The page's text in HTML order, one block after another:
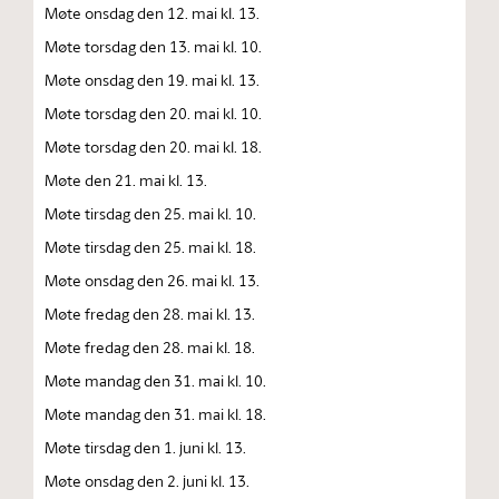
Møte onsdag den 12. mai kl. 13.
Møte torsdag den 13. mai kl. 10.
Møte onsdag den 19. mai kl. 13.
Møte torsdag den 20. mai kl. 10.
Møte torsdag den 20. mai kl. 18.
Møte den 21. mai kl. 13.
Møte tirsdag den 25. mai kl. 10.
Møte tirsdag den 25. mai kl. 18.
Møte onsdag den 26. mai kl. 13.
Møte fredag den 28. mai kl. 13.
Møte fredag den 28. mai kl. 18.
Møte mandag den 31. mai kl. 10.
Møte mandag den 31. mai kl. 18.
Møte tirsdag den 1. juni kl. 13.
Møte onsdag den 2. juni kl. 13.